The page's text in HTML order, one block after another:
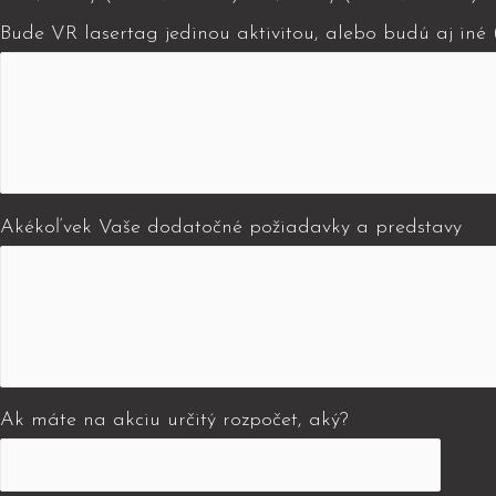
Bude VR lasertag jedinou aktivitou, alebo budú aj
Akékoľvek Vaše dodatočné požiadavky a predstavy
Ak máte na akciu určitý rozpočet, aký?